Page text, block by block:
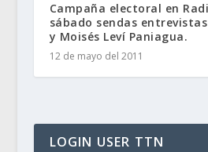
Campaña electoral en
sábado sendas entrevistas
y Moisés Leví Paniagua.
12 de mayo del 2011
LOGIN USER TTN